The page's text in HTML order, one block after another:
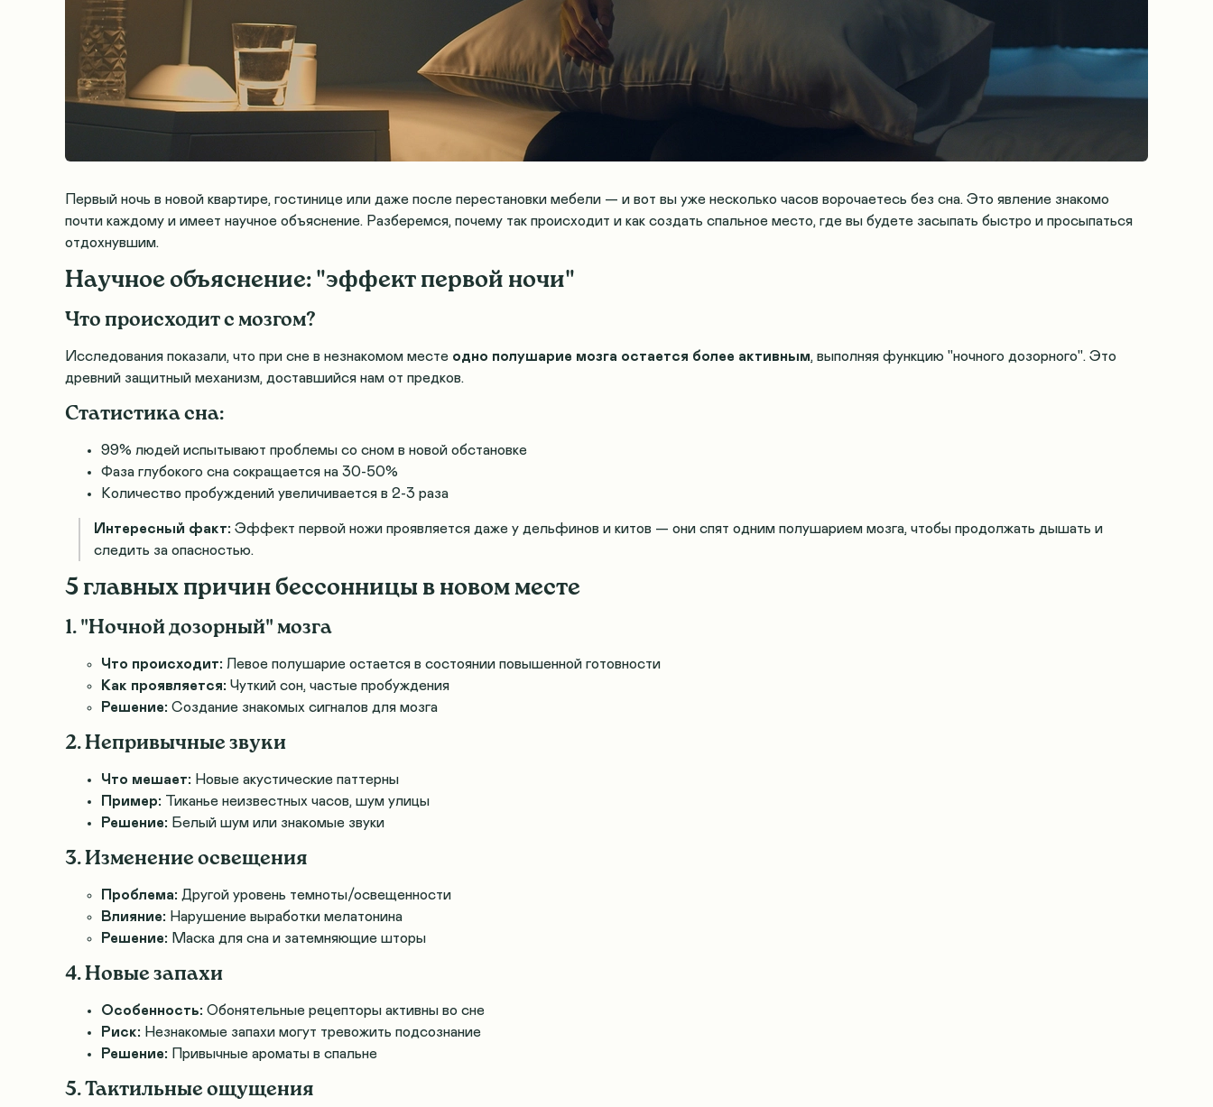
Первый ночь в новой квартире, гостинице или даже после перестановки мебели — и вот вы уже несколько часов ворочаетесь без сна. Это явление знакомо
почти каждому и имеет научное объяснение. Разберемся, почему так происходит и как создать спальное место, где вы будете засыпать быстро и просыпаться
отдохнувшим.
Научное объяснение: "эффект первой ночи"
Что происходит с мозгом?
Исследования показали, что при сне в незнакомом месте одно полушарие мозга остается более активным, выполняя функцию "ночного дозорного". Это
древний защитный механизм, доставшийся нам от предков.
Статистика сна:
99% людей испытывают проблемы со сном в новой обстановке
Фаза глубокого сна сокращается на 30-50%
Количество пробуждений увеличивается в 2-3 раза
Интересный факт: Эффект первой ножи проявляется даже у дельфинов и китов — они спят одним полушарием мозга, чтобы продолжать дышать и
следить за опасностью.
5 главных причин бессонницы в новом месте
1. "Ночной дозорный" мозга
Что происходит: Левое полушарие остается в состоянии повышенной готовности
Как проявляется: Чуткий сон, частые пробуждения
Решение: Создание знакомых сигналов для мозга
2. Непривычные звуки
Что мешает: Новые акустические паттерны
Пример: Тиканье неизвестных часов, шум улицы
Решение: Белый шум или знакомые звуки
3. Изменение освещения
Проблема: Другой уровень темноты/освещенности
Влияние: Нарушение выработки мелатонина
Решение: Маска для сна и затемняющие шторы
4. Новые запахи
Особенность: Обонятельные рецепторы активны во сне
Риск: Незнакомые запахи могут тревожить подсознание
Решение: Привычные ароматы в спальне
5. Тактильные ощущения